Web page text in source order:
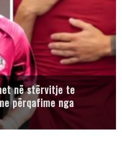
në stërvitje te
përqafime nga